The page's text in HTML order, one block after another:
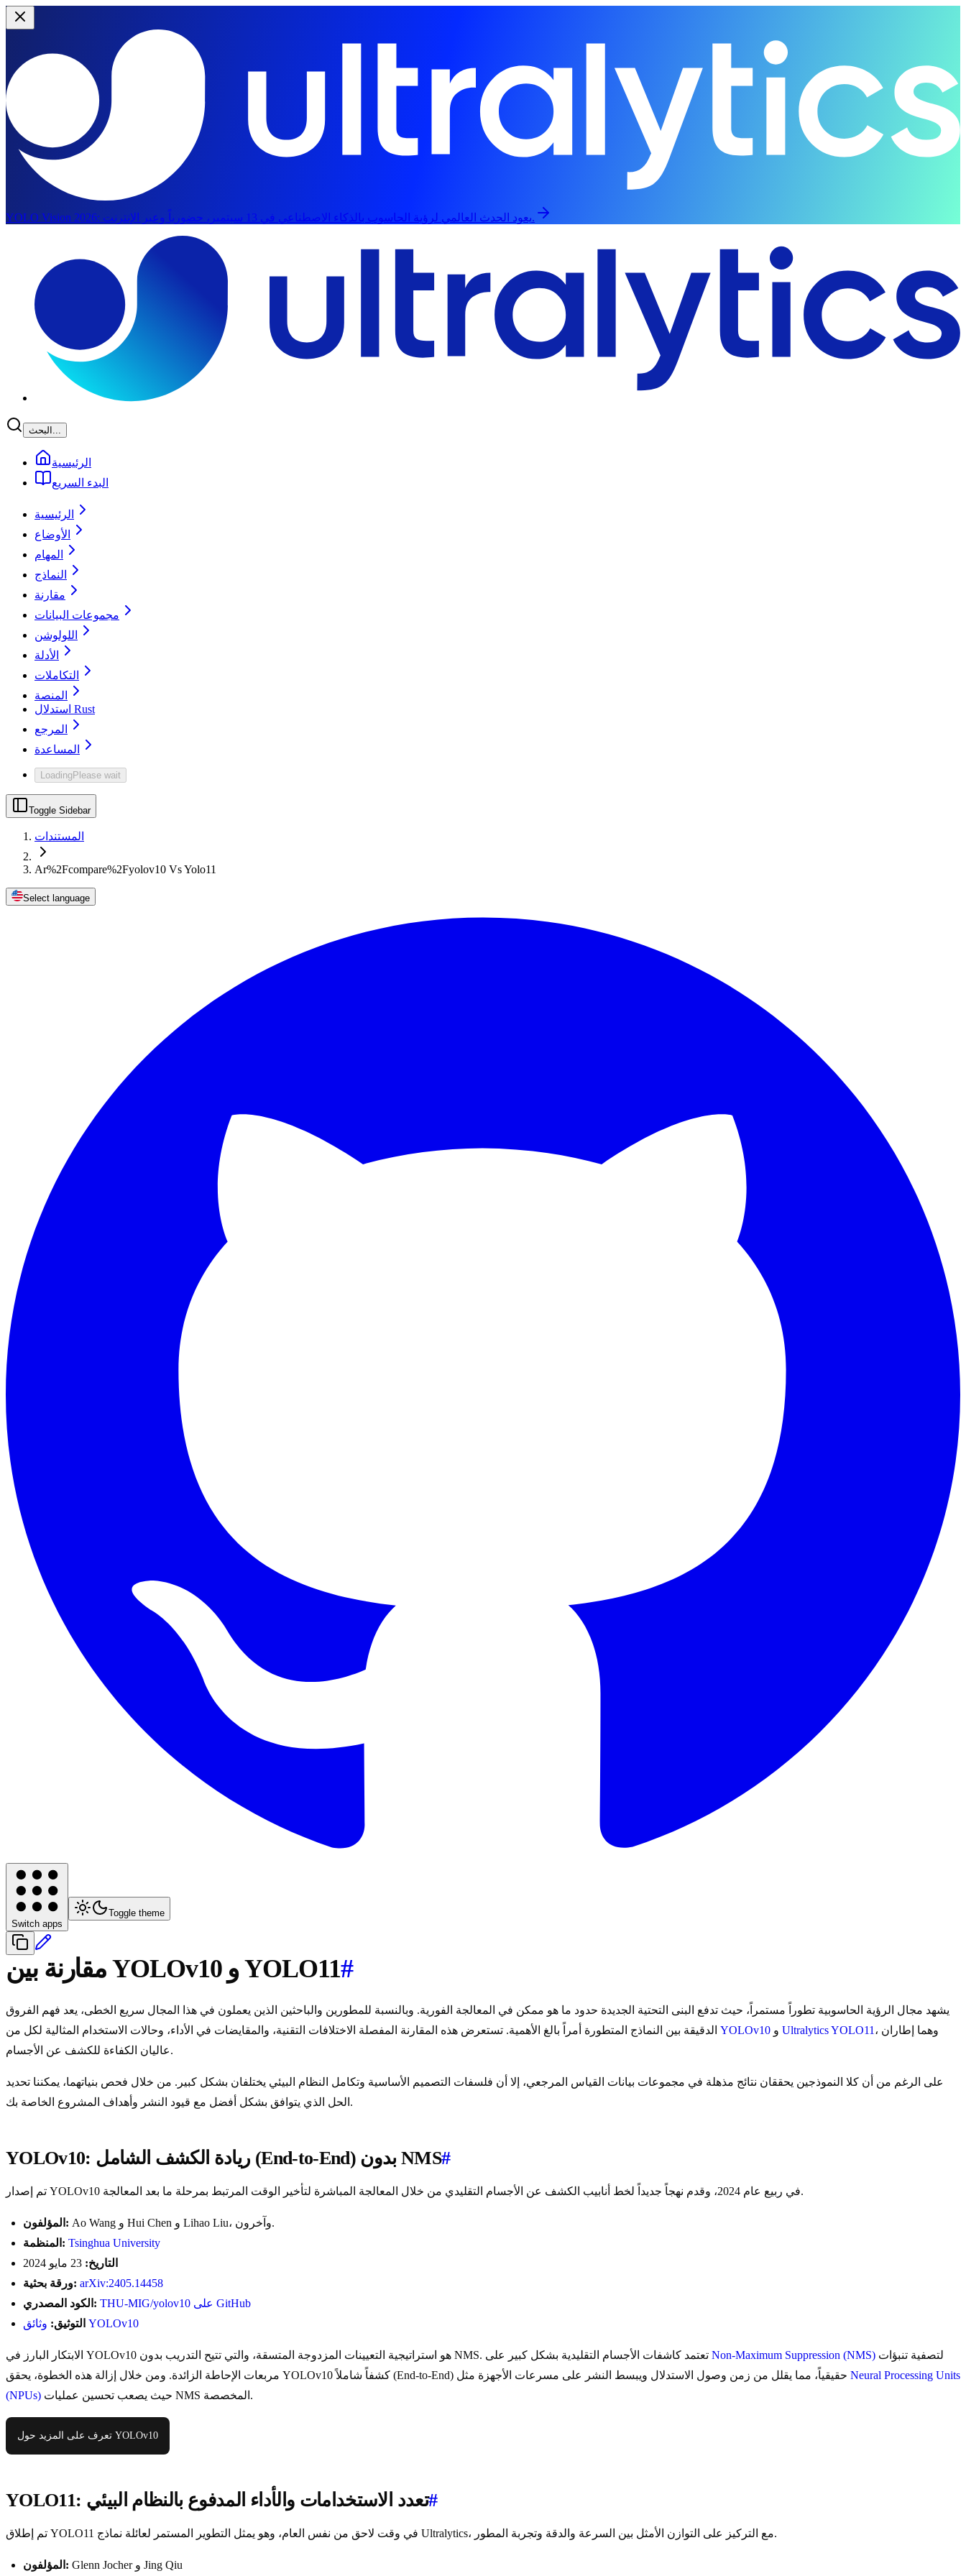
YOLO Vision 2026:
يعود الحدث العالمي لرؤية الحاسوب بالذكاء الاصطناعي في 13 سبتمبر، حضورياً وعبر الإنترنت.
البحث...
الرئيسية
البدء السريع
الرئيسية
الأوضاع
المهام
النماذج
مقارنة
مجموعات البيانات
اللولوشن
الأدلة
التكاملات
المنصة
استدلال Rust
المرجع
المساعدة
LoadingPlease wait
Toggle Sidebar
المستندات
Ar%2Fcompare%2Fyolov10 Vs Yolo11
Select language
Switch apps
Toggle theme
مقارنة بين YOLOv10 و YOLO11#
يشهد مجال الرؤية الحاسوبية تطوراً مستمراً، حيث تدفع البنى التحتية الجديدة حدود ما هو ممكن في المعالجة الفورية. وبالنسبة للمطورين والباحثين الذين يعملون في هذا المجال سريع الخطى، يعد فهم الفروق
YOLOv10 Ultralytics YOLO11 ، وهما إطاران
عاليان الكفاءة للكشف عن الأجسام.
على الرغم من أن كلا النموذجين يحققان نتائج مذهلة في مجموعات بيانات القياس المرجعي، إلا أن فلسفات التصميم الأساسية وتكامل النظام البيئي يختلفان بشكل كبير. من خلال فحص بنياتهما، يمكننا تحديد
الحل الذي يتوافق بشكل أفضل مع قيود النشر وأهداف المشروع الخاصة بك.
YOLOv10: ريادة الكشف الشامل (End-to-End) بدون NMS#
تم إصدار YOLOv10 في ربيع عام 2024، وقدم نهجاً جديداً لخط أنابيب الكشف عن الأجسام التقليدي من خلال المعالجة المباشرة لتأخير الوقت المرتبط بمرحلة ما بعد المعالجة.
المؤلفون:
Ao Wang و Hui Chen و Lihao Liu، وآخرون.
المنظمة: Tsinghua University
التاريخ:
ورقة بحثية: arXiv:2405.14458
الكود المصدري:
THU-MIG/yolov10 على GitHub
التوثيق: وثائق YOLOv10
Non-Maximum Suppression (NMS)
Neural Processing Units
(NPUs)
حيث يصعب تحسين عمليات NMS المخصصة.
تعرف على المزيد حول YOLOv10
YOLO11: تعدد الاستخدامات والأداء المدفوع بالنظام البيئي#
تم إطلاق YOLO11 في وقت لاحق من نفس العام، وهو يمثل التطوير المستمر لعائلة نماذج Ultralytics، مع التركيز على التوازن الأمثل بين السرعة والدقة وتجربة المطور.
المؤلفون: Glenn Jocher و Jing Qiu